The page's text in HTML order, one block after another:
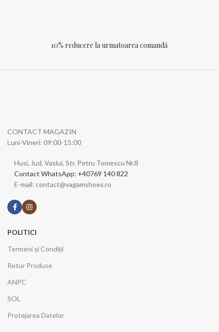
10% reducere la urmatoarea comandă
CONTACT MAGAZIN
Luni-Vineri: 09:00-15:00
Husi, Jud. Vaslui, Str. Petru Tomescu Nr.8
Contact WhatsApp: +40769 140 822
E-mail: contact@vagamshoes.ro
POLITICI
Termeni și Condiții
Retur Produse
ANPC
SOL
Protejarea Datelor